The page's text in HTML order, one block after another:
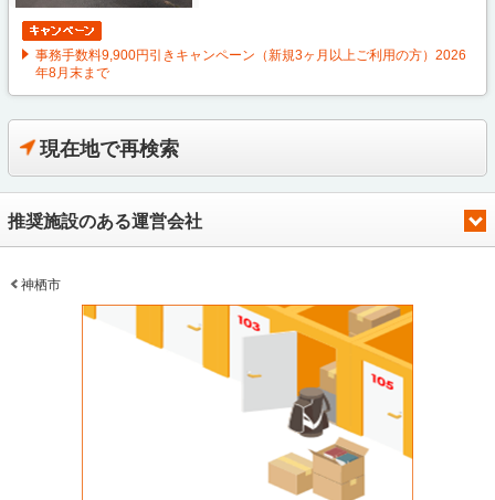
事務手数料9,900円引きキャンペーン（新規3ヶ月以上ご利用の方）2026
年8月末まで
現在地で再検索
推奨施設のある運営会社
神栖市